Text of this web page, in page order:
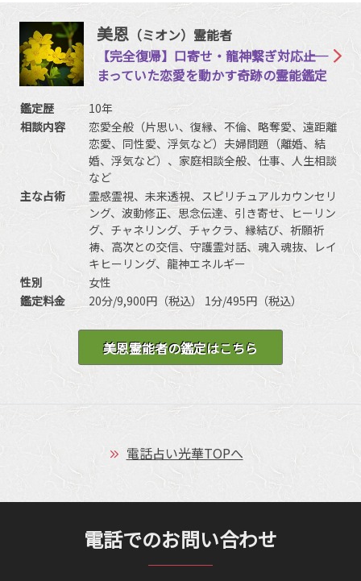
美恩 （ミオン）霊能者
【完全復帰】口寄せ・龍神繋ぎ対応――止
まっていた恋愛を動かす奇跡の霊能鑑定
鑑定歴
10年
相談内容
恋愛全般（片思い、復縁、不倫、略奪愛、遠距離
恋愛、同性愛、浮気など）夫婦問題（離婚、結
婚、浮気など）、家庭相談全般、仕事、人生相談
など
主な占術
霊感霊視、未来透視、スピリチュアルカウンセリ
ング、波動修正、思念伝達、引き寄せ、ヒーリン
グ、チャネリング、チャクラ、縁結び、祈願祈
祷、高次との交信、守護霊対話、魂入魂抜、レイ
キヒーリング、龍神エネルギー
性別
女性
鑑定料金
20分/9,900円（税込） 1分/495円（税込）
美恩霊能者の鑑定はこちら
電話占い光華TOPへ
電話でのお問い合わせ